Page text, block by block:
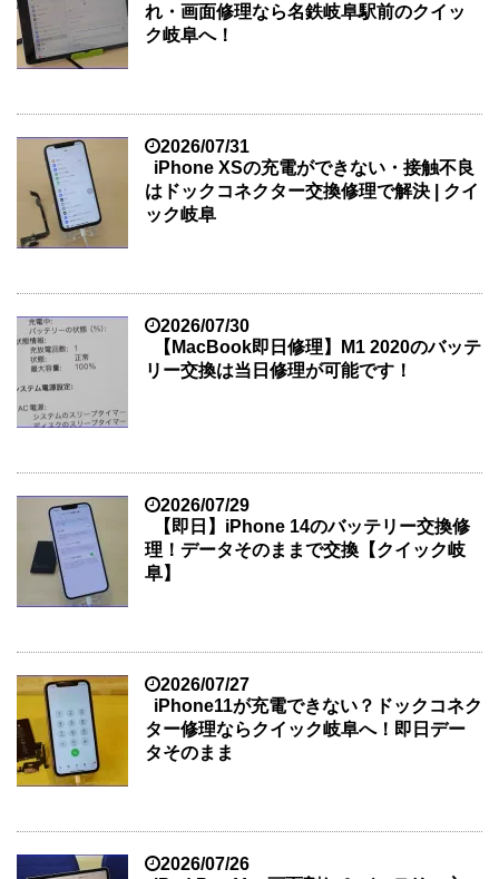
れ・画面修理なら名鉄岐阜駅前のクイッ
ク岐阜へ！
2026/07/31
iPhone XSの充電ができない・接触不良
はドックコネクター交換修理で解決 | クイ
ック岐阜
2026/07/30
【MacBook即日修理】M1 2020のバッテ
リー交換は当日修理が可能です！
2026/07/29
【即日】iPhone 14のバッテリー交換修
理！データそのままで交換【クイック岐
阜】
2026/07/27
iPhone11が充電できない？ドックコネク
ター修理ならクイック岐阜へ！即日デー
タそのまま
2026/07/26